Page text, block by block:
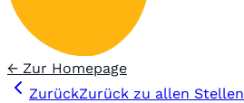
← Zur Homepage
ZurückZurück zu allen Stellen